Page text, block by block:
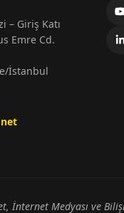
– Giriş Katı
Emre Cd.
İstanbul
İnternet Medyası ve